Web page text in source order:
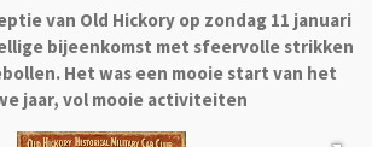
van Old Hickory op zondag 11 januari
bijeenkomst met sfeervolle strikken
Het was een mooie start van het
jaar, vol mooie activiteiten